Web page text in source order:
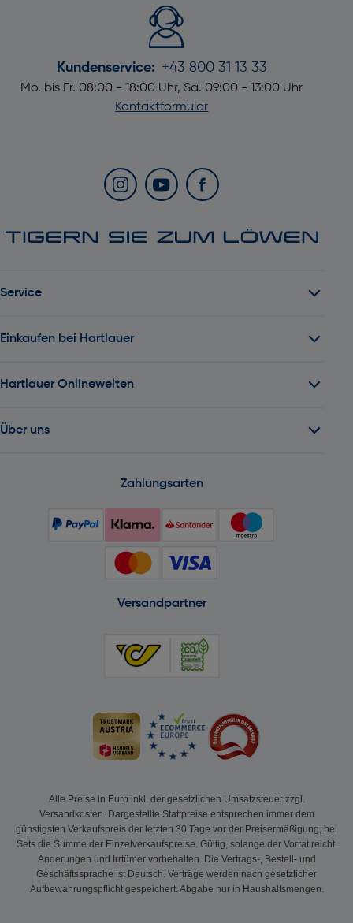
Kundenservice: +43 800 31 13 33
Mo. bis Fr. 08:00 - 18:00 Uhr, Sa. 09:00 - 13:00 Uhr
Kontaktformular
Service
Einkaufen bei Hartlauer
Hartlauer Onlinewelten
Über uns
Zahlungsarten
Versandpartner
Alle Preise in Euro inkl. der gesetzlichen Umsatzsteuer zzgl.
Versandkosten. Dargestellte Stattpreise entsprechen immer dem
günstigsten Verkaufspreis der letzten 30 Tage vor der Preisermäßigung, bei
Sets die Summe der Einzelverkaufspreise. Gültig, solange der Vorrat reicht.
Änderungen und Irrtümer vorbehalten. Die Vertrags-, Bestell- und
Geschäftssprache ist Deutsch. Verträge werden nach gesetzlicher
Aufbewahrungspflicht gespeichert. Abgabe nur in Haushaltsmengen.